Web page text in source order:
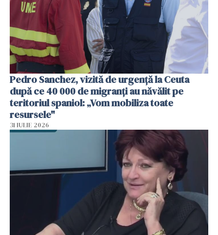
Pedro Sanchez, vizită de urgență la Ceuta
după ce 40 000 de migranți au năvălit pe
teritoriul spaniol: „Vom mobiliza toate
resursele"
31 IULIE 2026